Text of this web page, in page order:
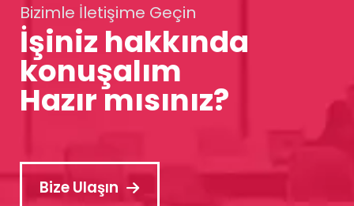
Bizimle İletişime Geçin
İşiniz hakkında
konuşalım
Hazır mısınız?
Bize Ulaşın